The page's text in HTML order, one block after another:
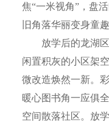
焦“一米视角”，盘
旧角落华丽变身童趣
放学后的龙湖区
闲置积灰的小区架
微改造焕然一新。
暖心图书角一应俱
空间散落社区。放